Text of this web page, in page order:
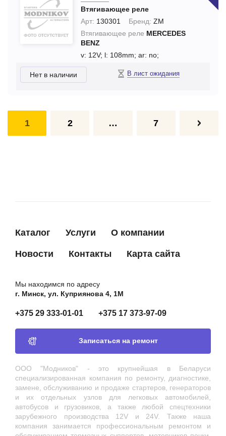
Втягивающее реле
Арт: 130301 Бренд: ZM
Втягивающее реле MERCEDES
BENZ
v: 12V; l: 108mm; ar: no;
Нет в наличии В лист ожидания
1 2 … 7
Каталог Услуги О компании
Новости Контакты Карта сайта
Мы находимся по адресу
г. Минск, ул. Куприянова 4, 1М
+375 29 333-01-01 +375 17 373-97-09
Записаться на ремонт
ООО "Модников" - это крупнейшая в Беларуси
специализированная компания по ремонту, диагностике,
замене, обслуживанию и продаже стартеров, генераторов
и их отдельных узлов для легковых автомобилей,
автобусов и грузовиков, а также любой спецтехники
зарубежного производства 12V и 24V. Также наша
компания занимается профессиональным ремонтом и